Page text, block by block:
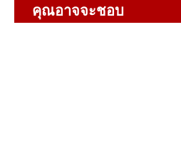
คุณอาจจะชอบ